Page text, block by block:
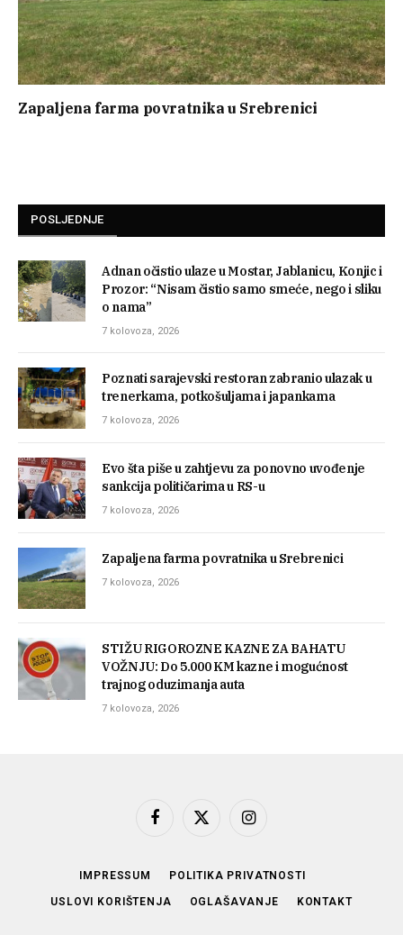
Zapaljena farma povratnika u Srebrenici
POSLJEDNJE
Adnan očistio ulaze u Mostar, Jablanicu, Konjic i
Prozor: “Nisam čistio samo smeće, nego i sliku
o nama”
7 kolovoza, 2026
Poznati sarajevski restoran zabranio ulazak u
trenerkama, potkošuljama i japankama
7 kolovoza, 2026
Evo šta piše u zahtjevu za ponovno uvođenje
sankcija političarima u RS-u
7 kolovoza, 2026
Zapaljena farma povratnika u Srebrenici
7 kolovoza, 2026
STIŽU RIGOROZNE KAZNE ZA BAHATU
VOŽNJU: Do 5.000 KM kazne i mogućnost
trajnog oduzimanja auta
7 kolovoza, 2026
Facebook
X
Instagram
IMPRESSUM POLITIKA PRIVATNOSTI
USLOVI KORIŠTENJA OGLAŠAVANJE KONTAKT